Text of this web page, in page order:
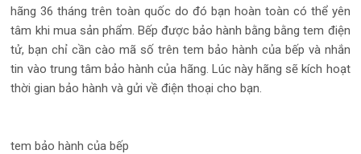
hãng 36 tháng trên toàn quốc do đó bạn hoàn toàn có thể yên
tâm khi mua sản phẩm. Bếp được bảo hành bằng bằng tem điện
tử, bạn chỉ cần cào mã số trên tem bảo hành của bếp và nhắn
tin vào trung tâm bảo hành của hãng. Lúc này hãng sẽ kích hoạt
thời gian bảo hành và gửi về điện thoại cho bạn.
tem bảo hành của bếp